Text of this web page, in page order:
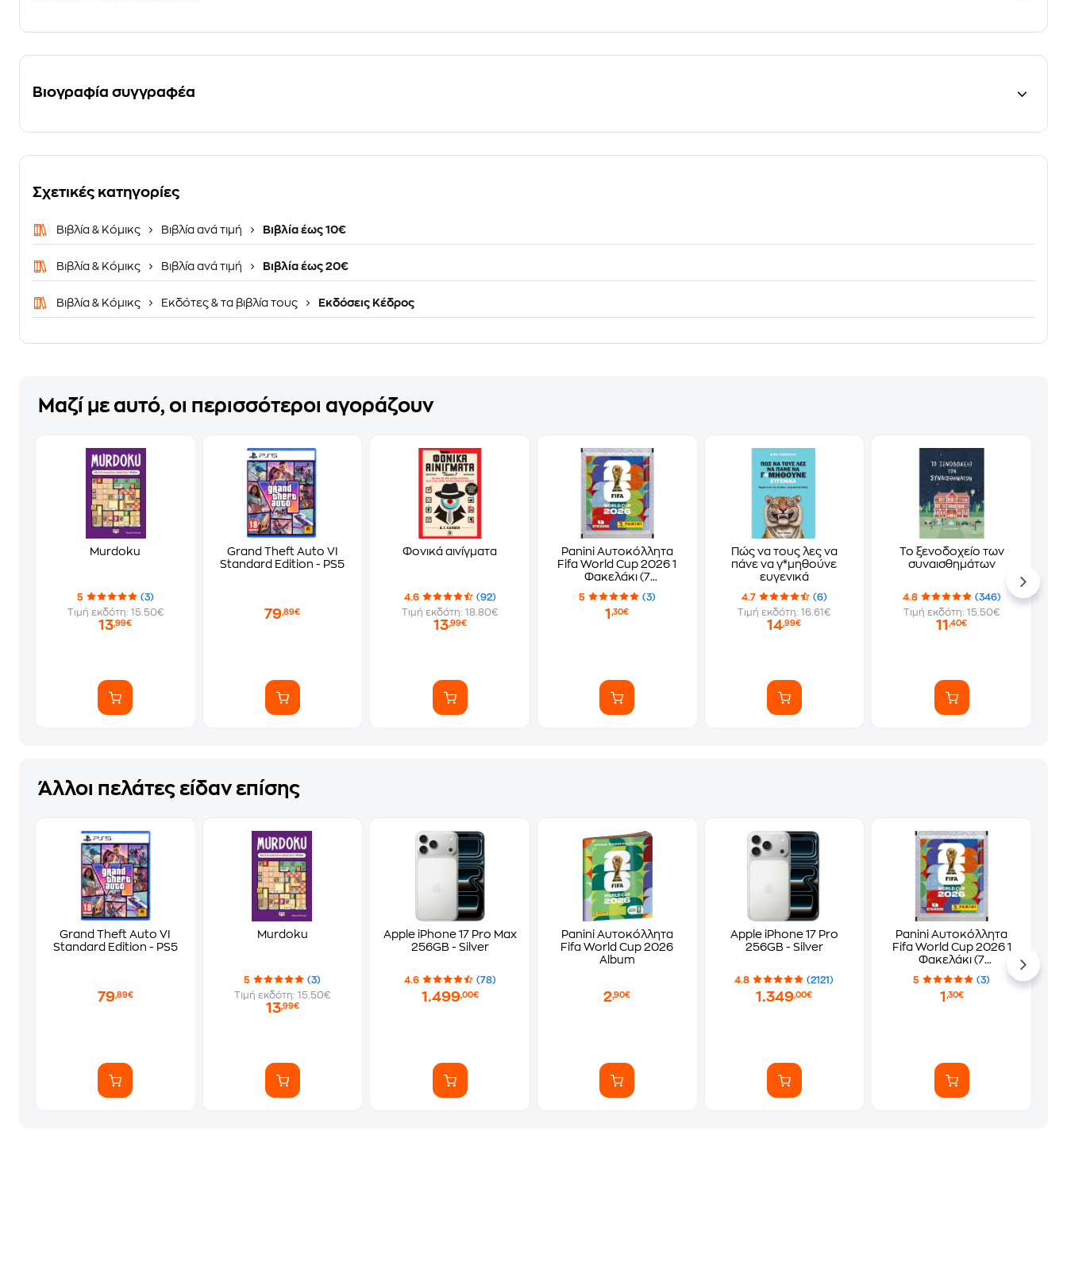
Βιογραφία συγγραφέα
Σχετικές κατηγορίες
Βιβλία & Κόμικς Βιβλία ανά τιμή Βιβλία έως 10€
Βιβλία & Κόμικς Βιβλία ανά τιμή Βιβλία έως 20€
Βιβλία & Κόμικς Εκδότες & τα βιβλία τους Εκδόσεις Κέδρος
Μαζί με αυτό, οι περισσότεροι αγοράζουν
Murdoku
5
(3)
Τιμή εκδότη: 15.50€
13,99€
Grand Theft Auto VI
Standard Edition - PS5
79,89€
Φονικά αινίγματα
4.6
(92)
Τιμή εκδότη: 18.80€
13,99€
Panini Αυτοκόλλητα
Fifa World Cup 2026 1
Φακελάκι (7
Αυτοκόλλητα)
5 (3)
1,30€
Πώς να τους λες να
πάνε να γ*μηθούνε
ευγενικά
4.7
(6)
Τιμή εκδότη: 16.61€
14,99€
Το ξενοδοχείο των
συναισθημάτων
4.8
(346)
Τιμή εκδότη: 15.50€
11,40€
Άλλοι πελάτες είδαν επίσης
Grand Theft Auto VI
Standard Edition - PS5
79,89€
Murdoku
5
(3)
Τιμή εκδότη: 15.50€
13,99€
Apple iPhone 17 Pro Max
256GB - Silver
4.6 (78)
1.499,00€
Panini Αυτοκόλλητα
Fifa World Cup 2026
Album
2,90€
Apple iPhone 17 Pro
256GB - Silver
4.8 (2121)
1.349,00€
Panini Αυτοκόλλητα
Fifa World Cup 2026 1
Φακελάκι (7
Αυτοκόλλητα)
5 (3)
1 ,30€